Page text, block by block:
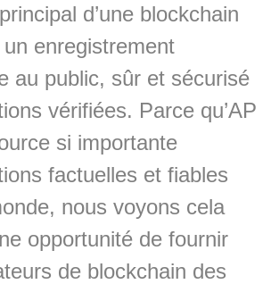
d’une blockchain
un enregistrement
au public, sûr et sécurisé
vérifiées. Parce qu’AP
si importante
factuelles et fiables
nous voyons cela
opportunité de fournir
de blockchain des